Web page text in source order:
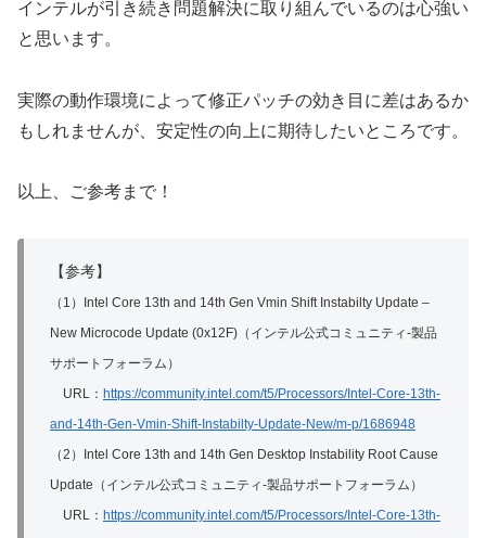
インテルが引き続き問題解決に取り組んでいるのは心強い
と思います。
実際の動作環境によって修正パッチの効き目に差はあるか
もしれませんが、安定性の向上に期待したいところです。
以上、ご参考まで！
【参考】
（1）Intel Core 13th and 14th Gen Vmin Shift Instabilty Update –
New Microcode Update (0x12F)（インテル公式コミュニティ-製品
サポートフォーラム）
URL： https://community.intel.com/t5/Processors/Intel-Core-13th-
and-14th-Gen-Vmin-Shift-Instabilty-Update-New/m-p/1686948
（2）Intel Core 13th and 14th Gen Desktop Instability Root Cause
Update（インテル公式コミュニティ-製品サポートフォーラム）
URL： https://community.intel.com/t5/Processors/Intel-Core-13th-